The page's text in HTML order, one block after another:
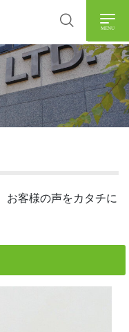
MENU
お客様の声をカタチに